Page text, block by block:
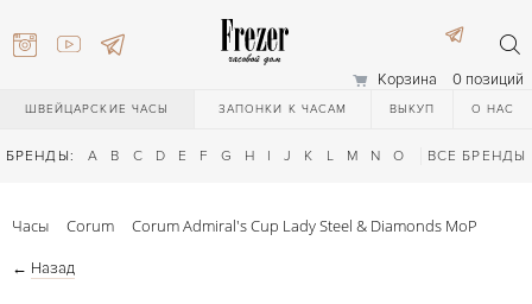
Корзина 0 позиций
ШВЕЙЦАРСКИЕ ЧАСЫ ЗАПОНКИ К ЧАСАМ ВЫКУП О НАС
БРЕНДЫ: A B C D E F G H I J K L M N O Q R S T
ВСЕ БРЕНДЫ
Часы Corum Corum Admiral's Cup Lady Steel & Diamonds MoP
← Назад